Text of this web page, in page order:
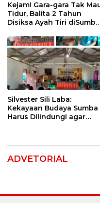
Kejam! Gara-gara Tak
Tidur, Balita 2 Tahun
Disiksa Ayah Tiri diSumba
Mata Dioles Balsem
hingga Direndam Air Es
Silvester Sili Laba:
Kekayaan Budaya Sumba
Harus Dilindungi agar
ADVETORIAL